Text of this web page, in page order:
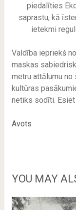
piedalīties
saprastu, kā
ietekmi
Valdība iepriekš
maskas
metru attālumu
kultūras
netiks sodīti.
Avots
YOU MAY